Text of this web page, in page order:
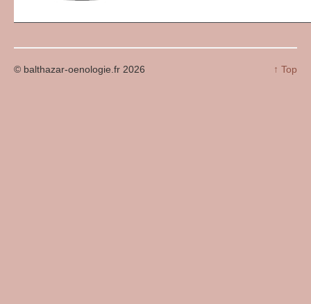
↑ Top
© balthazar-oenologie.fr 2026